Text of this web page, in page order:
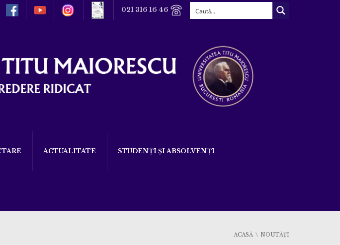
021 316 16 46
ACTUALITATE STUDENȚI ȘI ABSOLVENȚI
ACASĂ NOUTĂȚI